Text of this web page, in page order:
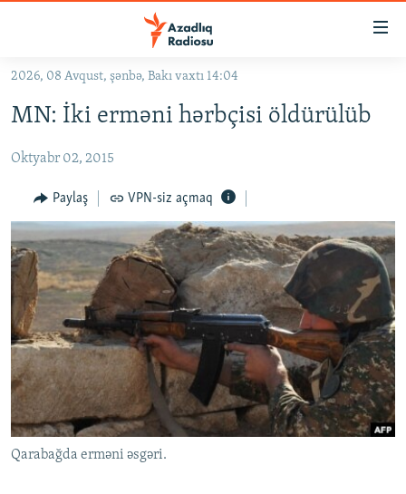
Əsas
qayıt
naviqasiyaya
Axtarışa
keç
KORRUPSIOMETR
#ƏSLINDƏ
FƏRQƏ BAX
QANUNI DOĞRU
ARAŞDIRMA
MULTIMEDIA
VIDEO
FOTOQALEREYA
İNFOQRAFIKA
KARIKATURA
RADIO ARXIV
OXU ZALI
AZƏRBAYCAN ƏDƏBIYYATI KITABXANASI
İSLAM VƏ DEMOKRATIYA
HAQQIMIZDA
MISSIYAMIZ
PEŞƏ ETIKASI VƏ JURNALISTIKA STANDARTLARIMIZ
BIZI IZLƏ
2026, 08 Avqust, şənbə, Bakı vaxtı 14:04
MN: İki erməni hərbçisi öldürülüb
Oktyabr 02, 2015
Paylaş VPN-siz açmaq
Qarabağda erməni əsgəri.